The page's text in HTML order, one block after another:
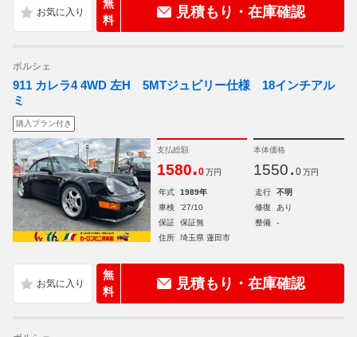
無
料
見積もり・在庫確認
ポルシェ
911 カレラ4 4WD 左H 5MTジュビリー仕様 18インチアル
ミ
購入プラン付き
支払総額
1580.0 万円
本体価格
1550. 0 万円
年式 1989年 走行
不明
車検
'27/10 修復
あり
保証
保証無 整備
-
住所
埼玉県 蓮田市
無
料
見積もり・在庫確認